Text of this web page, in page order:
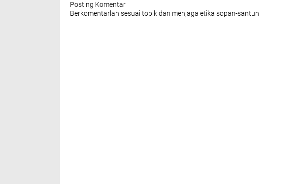
Posting Komentar
Berkomentarlah sesuai topik dan menjaga etika sopan-santun